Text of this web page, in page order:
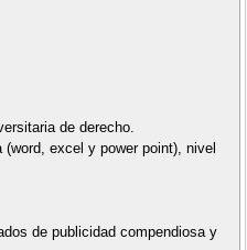
de derecho.
excel y power point), nivel
de publicidad compendiosa y